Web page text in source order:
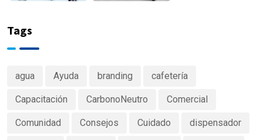
Tags
agua Ayuda branding cafetería
Capacitación CarbonoNeutro Comercial
Comunidad Consejos Cuidado dispensador